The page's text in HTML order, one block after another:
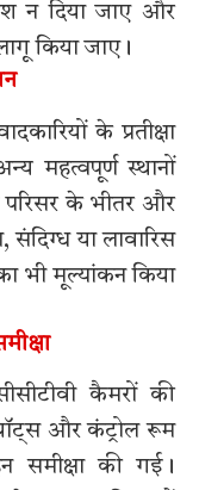
न दिया जाए और
किया जाए।
के प्रतीक्षा
महत्वपूर्ण स्थानों
परिसर के भीतर और
या लावारिस
भी मूल्यांकन किया
कैमरों की
और कंट्रोल रूम
समीक्षा की गई।